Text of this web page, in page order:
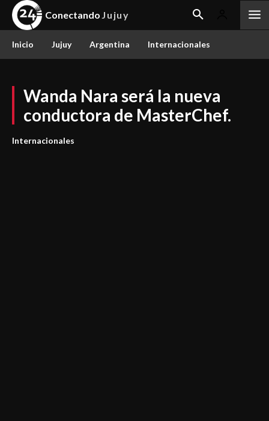
Conectando Jujuy
Inicio Jujuy Argentina Internacionales
Wanda Nara será la nueva
conductora de MasterChef.
Internacionales